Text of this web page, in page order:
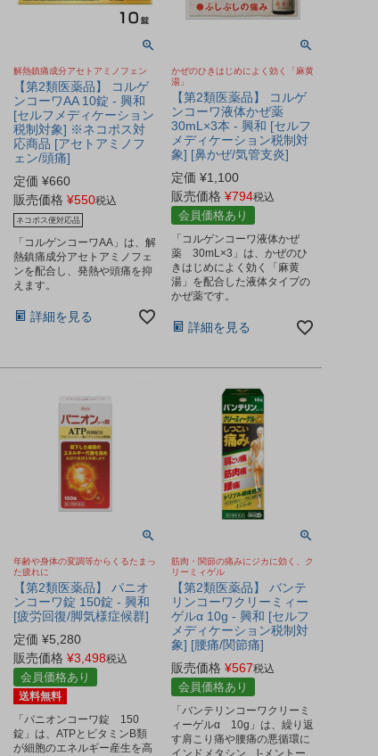
解熱鎮痛成分アセトアミノフェン
【第2類医薬品】 コルゲ
ンコーワAA 10錠 - 興和
[セルフメディケーション
税制対象] ※ネコポス対
応商品 [アセトアミノフ
ェン/頭痛]
定価 ¥660
販売価格 ¥550税込
ネコポス便対応品
「コルゲンコーワAA」は、解
熱鎮痛成分アセトアミノフェ
ンを配合し、発熱や頭痛を抑
えます。
詳細を見る
かぜのひきはじめによく効く「麻黄
湯」
【第2類医薬品】 コルゲ
ンコーワ液体かぜ薬
30mL×3本 - 興和 [セルフ
メディケーション税制対
象] [鼻かぜ/気管支炎]
定価 ¥1,100
販売価格 ¥794税込
会員価格あり
「コルゲンコーワ液体かぜ
薬 30mL×3」は、かぜのひ
きはじめによく効く「麻黄
湯」を配合した液体タイプの
かぜ薬です。
詳細を見る
年齢や身体の変調等からくるたまっ
た疲れに
【第2類医薬品】 パニオ
ンコーワ錠 150錠 - 興和
[疲労回復/脚気様症候群]
定価 ¥5,280
販売価格 ¥3,498税込
会員価格あり
送料無料
「パニオンコーワ錠 150
錠」は、ATPとビタミンB類
が細胞のエネルギー産生を高
筋肉・関節の痛みにジカに効く、ク
リーミィゲル
【第2類医薬品】 バンテ
リンコーワクリーミィー
ゲルα 10g - 興和 [セルフ
メディケーション税制対
象] [腰痛/関節痛]
販売価格 ¥567税込
会員価格あり
「バンテリンコーワクリーミ
ィーゲルα 10g」は、繰り返
す肩こり痛や腰痛の悪循環に